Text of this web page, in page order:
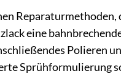
eine
Polieren
Sprühformulierung